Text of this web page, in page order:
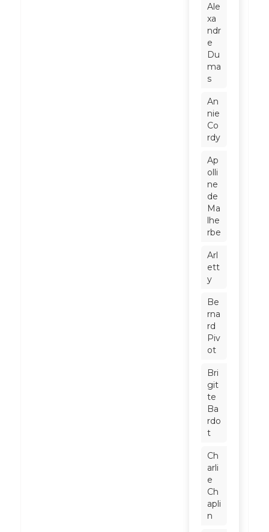
Ale
xa
ndr
e
Du
ma
s
An
nie
Co
rdy
Ap
olli
ne
de
Ma
lhe
rbe
Arl
ett
y
Be
rna
rd
Piv
ot
Bri
git
te
Ba
rdo
t
Ch
arli
e
Ch
apli
n